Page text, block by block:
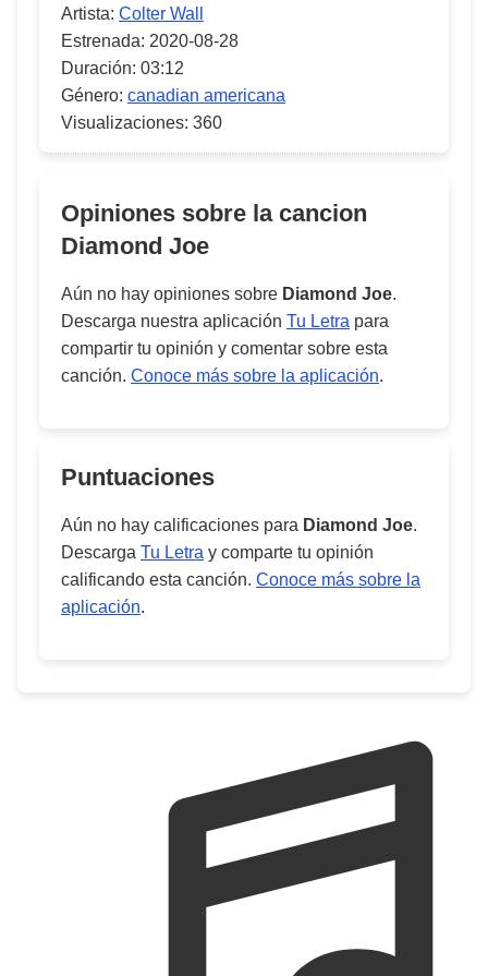
Artista: Colter Wall
Estrenada: 2020-08-28
Duración: 03:12
Género: canadian americana
Visualizaciones: 360
Opiniones sobre la cancion
Diamond Joe
Aún no hay opiniones sobre Diamond Joe.
Descarga nuestra aplicación Tu Letra para
compartir tu opinión y comentar sobre esta
canción. Conoce más sobre la aplicación.
Puntuaciones
Aún no hay calificaciones para Diamond Joe.
Descarga Tu Letra y comparte tu opinión
calificando esta canción. Conoce más sobre la
aplicación.